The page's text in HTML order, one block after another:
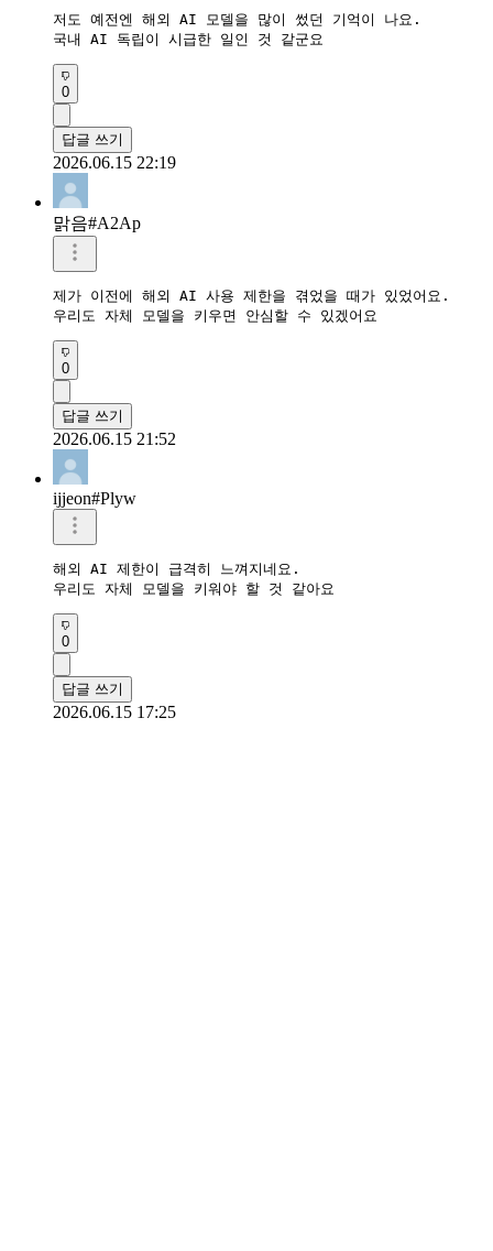
저도 예전엔 해외 AI 모델을 많이 썼던 기억이 나요.
국내 AI 독립이 시급한 일인 것 같군요
0
답글 쓰기
2026.06.15 22:19
맑음#A2Ap
제가 이전에 해외 AI 사용 제한을 겪었을 때가 있었어요.
우리도 자체 모델을 키우면 안심할 수 있겠어요
0
답글 쓰기
2026.06.15 21:52
ijjeon#Plyw
해외 AI 제한이 급격히 느껴지네요.
우리도 자체 모델을 키워야 할 것 같아요
0
답글 쓰기
2026.06.15 17:25